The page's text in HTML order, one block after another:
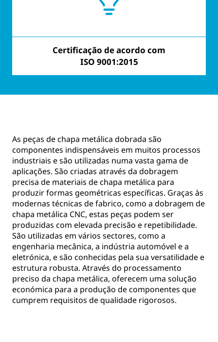
Certificação de acordo com
ISO 9001:2015
Forte realização
As peças de chapa metálica dobrada são
componentes indispensáveis em muitos processos
industriais e são utilizadas numa vasta gama de
aplicações. São criadas através da dobragem
precisa de materiais de chapa metálica para
produzir formas geométricas específicas. Graças às
modernas técnicas de fabrico, como a dobragem de
chapa metálica CNC, estas peças podem ser
produzidas com elevada precisão e repetibilidade.
São utilizadas em vários sectores, como a
engenharia mecânica, a indústria automóvel e a
eletrónica, e são conhecidas pela sua versatilidade e
estrutura robusta. Através do processamento
preciso da chapa metálica, oferecem uma solução
económica para a produção de componentes que
cumprem requisitos de qualidade rigorosos.